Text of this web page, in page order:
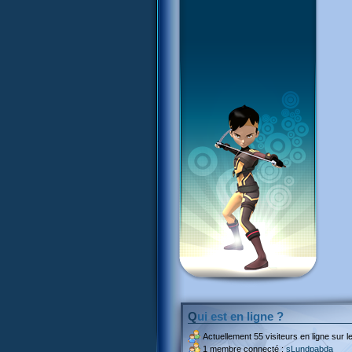
Qui est en ligne ?
Actuellement 55 visiteurs en ligne sur
1 membre connecté : sLundpabda